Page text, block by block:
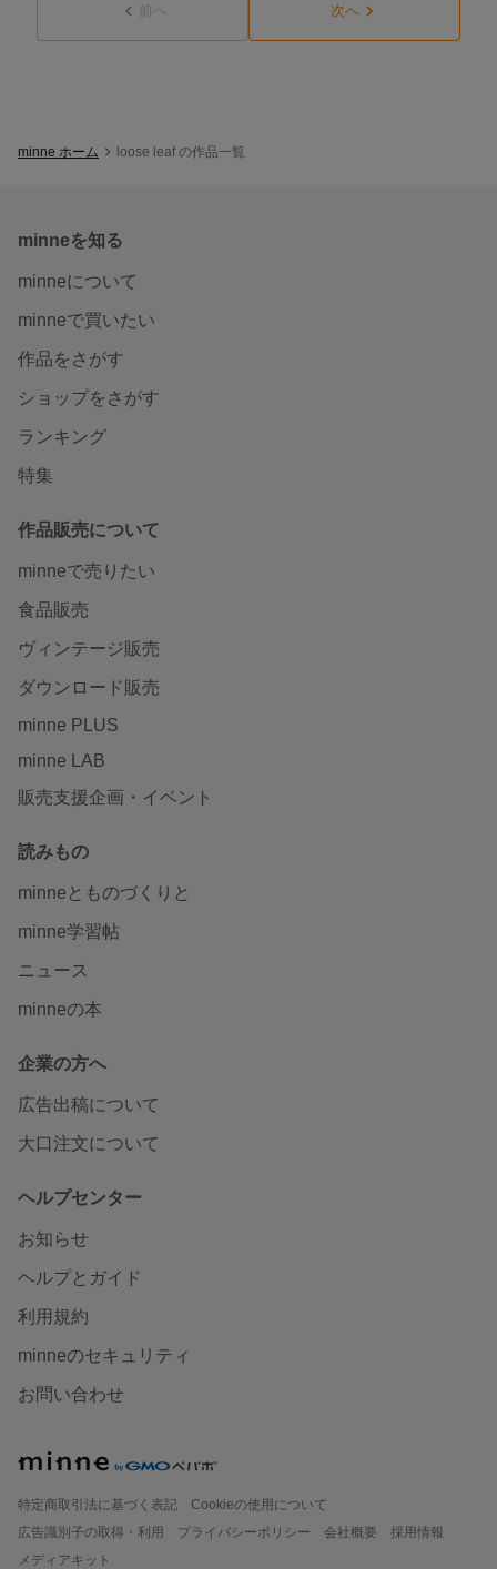
前へ 次へ
minne ホーム loose leaf の作品一覧
minneを知る
minneについて
minneで買いたい
作品をさがす
ショップをさがす
ランキング
特集
作品販売について
minneで売りたい
食品販売
ヴィンテージ販売
ダウンロード販売
minne PLUS
minne LAB
販売支援企画・イベント
読みもの
minneとものづくりと
minne学習帖
ニュース
minneの本
企業の方へ
広告出稿について
大口注文について
ヘルプセンター
お知らせ
ヘルプとガイド
利用規約
minneのセキュリティ
お問い合わせ
特定商取引法に基づく表記
Cookieの使用について
広告識別子の取得・利用
プライバシーポリシー 会社概要
採用情報
メディアキット